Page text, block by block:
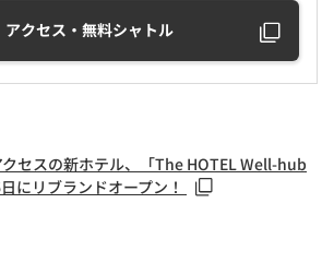
アクセス・無料シャトル
セスの新ホテル、「The HOTEL Well-hub
にリブランドオープン！